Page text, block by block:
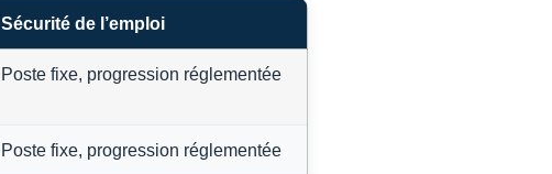
Sécurité de l’emploi
Poste fixe, progression réglementée
Poste fixe, progression réglementée